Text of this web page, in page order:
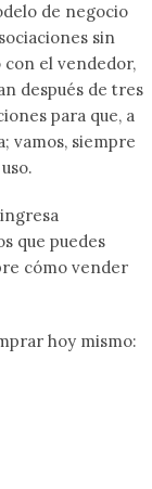
de negocio
sin
con el vendedor,
después de tres
para que, a
vamos, siempre
que puedes
cómo vender
hoy mismo: